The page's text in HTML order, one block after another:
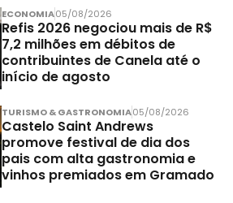
ECONOMIA05/08/2026
Refis 2026 negociou mais de R$
7,2 milhões em débitos de
contribuintes de Canela até o
início de agosto
TURISMO & GASTRONOMIA05/08/2026
Castelo Saint Andrews
promove festival de dia dos
pais com alta gastronomia e
vinhos premiados em Gramado